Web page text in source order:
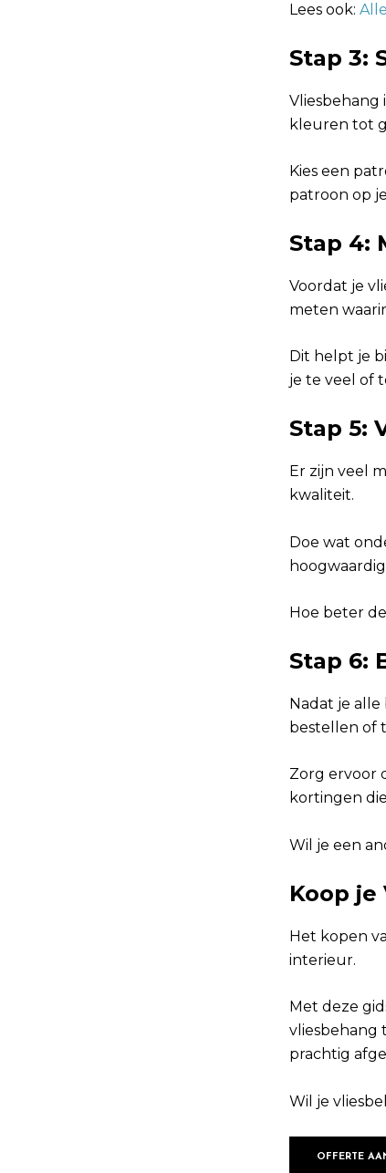
Lees ook:
Stap 3:
Vliesbehang
kleuren tot
Kies een
patroon op
Stap 4:
Voordat je
meten
Dit helpt je
je te veel of
Stap 5:
Er zijn veel
kwaliteit.
Doe wat
Hoe beter
Stap 6:
Nadat je
bestellen of
Zorg ervoor
kortingen
Wil je een
Koop je
Het kopen
interieur.
Met deze
vliesbehang
prachtig
Wil je
OFFERTE